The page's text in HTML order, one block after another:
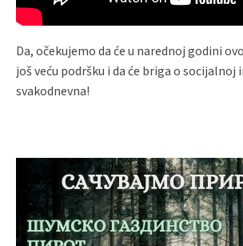
Da, očekujemo da će u narednoj godini
još veću podršku i da će briga o
svakodnevna!